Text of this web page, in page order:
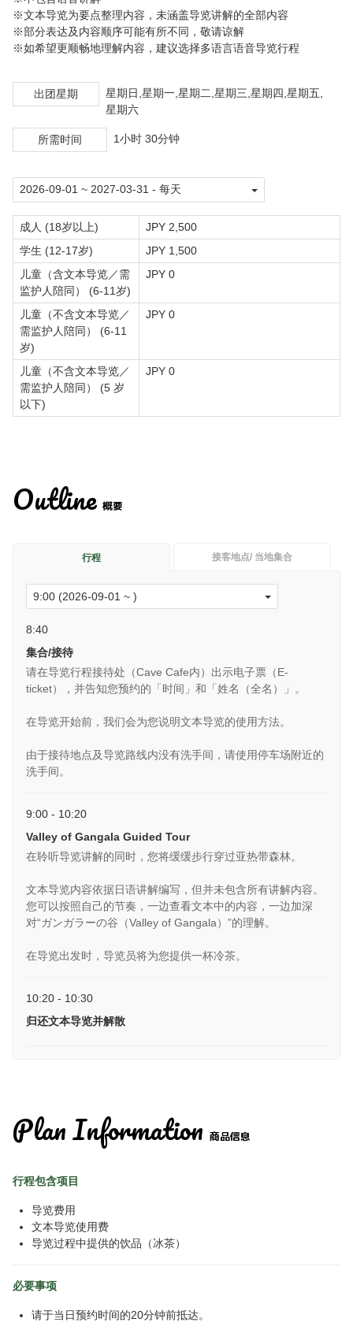
※文本导览为要点整理内容，未涵盖导览讲解的全部内容
※部分表达及内容顺序可能有所不同，敬请谅解
※如希望更顺畅地理解内容，建议选择多语言语音导览行程
出团星期
星期日,星期一,星期二,星期三,星期四,星期五,
星期六
所需时间 1小时 30分钟
成人 (18岁以上)
JPY 2,500
学生 (12-17岁)
JPY 1,500
儿童（含文本导览／需
监护人陪同） (6-11岁)
JPY 0
儿童（不含文本导览／
需监护人陪同） (6-11
岁)
JPY 0
儿童（不含文本导览／
需监护人陪同） (5 岁
以下)
JPY 0
Outline 概要
行程 接客地点/ 当地集合
8:40
集合/接待
请在导览行程接待处（Cave Cafe内）出示电子票（E-
ticket），并告知您预约的「时间」和「姓名（全名）」。
在导览开始前，我们会为您说明文本导览的使用方法。
由于接待地点及导览路线内没有洗手间，请使用停车场附近的
洗手间。
9:00 - 10:20
Valley of Gangala Guided Tour
在聆听导览讲解的同时，您将缓缓步行穿过亚热带森林。
文本导览内容依据日语讲解编写，但并未包含所有讲解内容。
您可以按照自己的节奏，一边查看文本中的内容，一边加深
对“ガンガラーの谷（Valley of Gangala）”的理解。
在导览出发时，导览员将为您提供一杯冷茶。
10:20 - 10:30
归还文本导览并解散
Plan Information 商品信息
行程包含项目
导览费用
文本导览使用费
导览过程中提供的饮品（冰茶）
必要事项
请于当日预约时间的20分钟前抵达。